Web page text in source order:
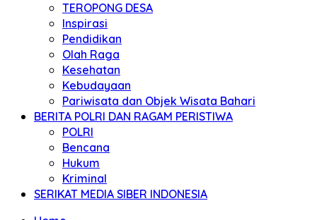
TEROPONG DESA
Inspirasi
Pendidikan
Olah Raga
Kesehatan
Kebudayaan
Pariwisata dan Objek Wisata Bahari
BERITA POLRI DAN RAGAM PERISTIWA
POLRI
Bencana
Hukum
Kriminal
SERIKAT MEDIA SIBER INDONESIA